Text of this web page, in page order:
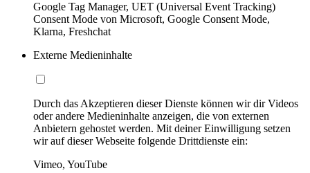
Google Tag Manager, UET (Universal Event Tracking)
Consent Mode von Microsoft, Google Consent Mode,
Klarna, Freshchat
Externe Medieninhalte
Durch das Akzeptieren dieser Dienste können wir dir Videos
oder andere Medieninhalte anzeigen, die von externen
Anbietern gehostet werden. Mit deiner Einwilligung setzen
wir auf dieser Webseite folgende Drittdienste ein:
Vimeo, YouTube